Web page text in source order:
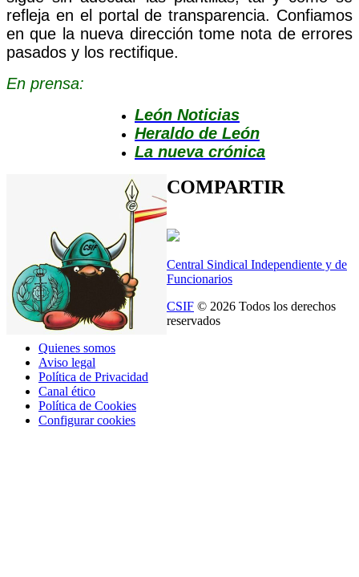
refleja en el portal de transparencia. Confiamos
en que la nueva dirección tome nota de errores
pasados y los rectifique.
En prensa:
León Noticias
Heraldo de León
La nueva crónica
COMPARTIR
Central Sindical Independiente y de
Funcionarios
CSIF © 2026 Todos los derechos
reservados
Quienes somos
Aviso legal
Política de Privacidad
Canal ético
Política de Cookies
Configurar cookies